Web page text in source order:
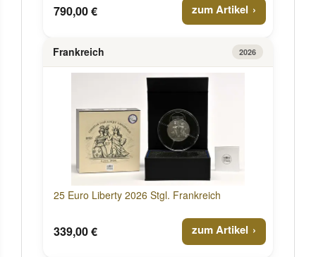
790,00 € zum Artikel
Frankreich 2026
25 Euro Liberty 2026 Stgl. Frankreich
339,00 € zum Artikel